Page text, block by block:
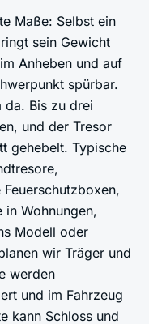
Maße: Selbst ein
sein Gewicht
Anheben und auf
spürbar.
da. Bis zu drei
und der Tresor
gehebelt. Typische
Wohnungen,
Modell oder
wir Träger und
werden
und im Fahrzeug
kann Schloss und